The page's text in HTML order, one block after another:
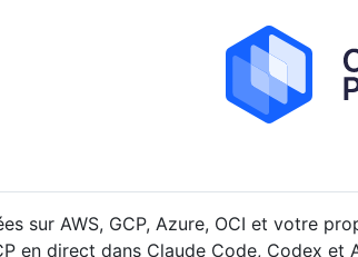
sur AWS, GCP, Azure, OCI et votre
en direct dans Claude Code, Codex